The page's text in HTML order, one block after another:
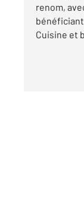
renom,
bénéficiant
Cuisine et